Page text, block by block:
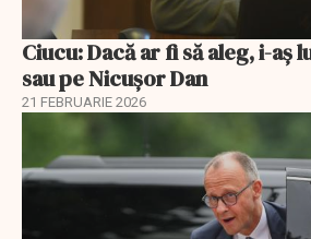
Ciucu: Dacă ar fi să aleg, i-aș
sau pe Nicușor Dan
21 FEBRUARIE 2026